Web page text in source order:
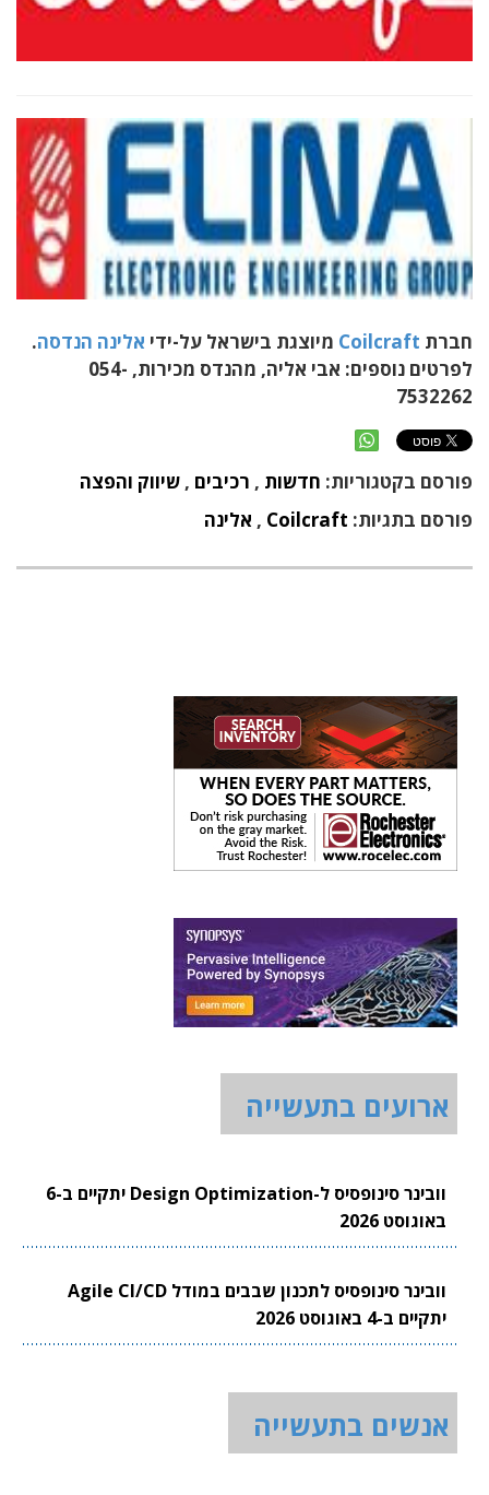
חברת Coilcraft מיוצגת בישראל על-ידי אלינה הנדסה.
לפרטים נוספים: אבי אליה, מהנדס מכירות, 054-
7532262
פורסם בקטגוריות: חדשות , רכיבים , שיווק והפצה
פורסם בתגיות: Coilcraft
, אלינה
ארועים בתעשייה
וובינר סינופסיס ל-Design Optimization יתקיים ב-6
באוגוסט 2026
וובינר סינופסיס לתכנון שבבים במודל Agile CI/CD
יתקיים ב-4 באוגוסט 2026
אנשים בתעשייה